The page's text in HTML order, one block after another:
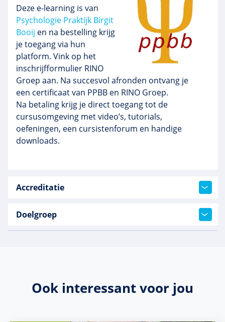
Deze e-learning is van
Psychologie Praktijk Birgit
Booij en na bestelling krijg
je toegang via hun
platform. Vink op het
inschrijfformulier RINO
Groep aan. Na succesvol afronden ontvang je
een certificaat van PPBB en RINO Groep.
Na betaling krijg je direct toegang tot de
cursusomgeving met video’s, tutorials,
oefeningen, een cursistenforum en handige
downloads.
Accreditatie
Doelgroep
Ook interessant voor jou